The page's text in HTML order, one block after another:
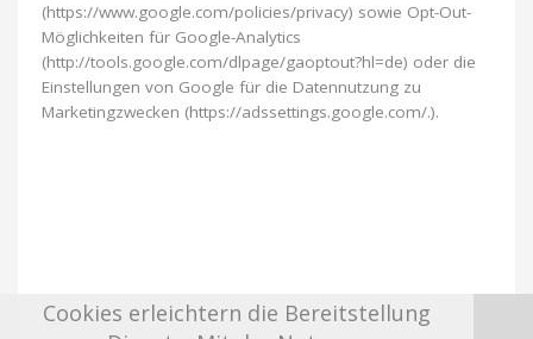
(https://www.google.com/policies/privacy) sowie Opt-Out-
Möglichkeiten für Google-Analytics
(http://tools.google.com/dlpage/gaoptout?hl=de) oder die
Einstellungen von Google für die Datennutzung zu
Marketingzwecken (https://adssettings.google.com/.).
Cookies erleichtern die Bereitstellung